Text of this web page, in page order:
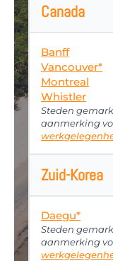
Canada
Banff
Vancouver*
Montreal
Whistler
Steden
aanmerking
Zuid-Korea
Daegu*
Steden
aanmerking